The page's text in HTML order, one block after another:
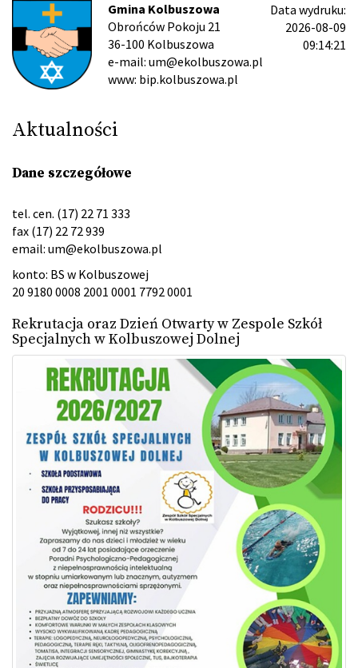
Gmina Kolbuszowa
Obrońców Pokoju 21
36-100 Kolbuszowa
e-mail: um@ekolbuszowa.pl
www: bip.kolbuszowa.pl
Data wydruku:
2026-08-09
09:14:21
Aktualności
Dane szczegółowe
tel. cen. (17) 22 71 333
fax (17) 22 72 939
email: um@ekolbuszowa.pl
konto: BS w Kolbuszowej
20 9180 0008 2001 0001 7792 0001
Rekrutacja oraz Dzień Otwarty w Zespole Szkół
Specjalnych w Kolbuszowej Dolnej